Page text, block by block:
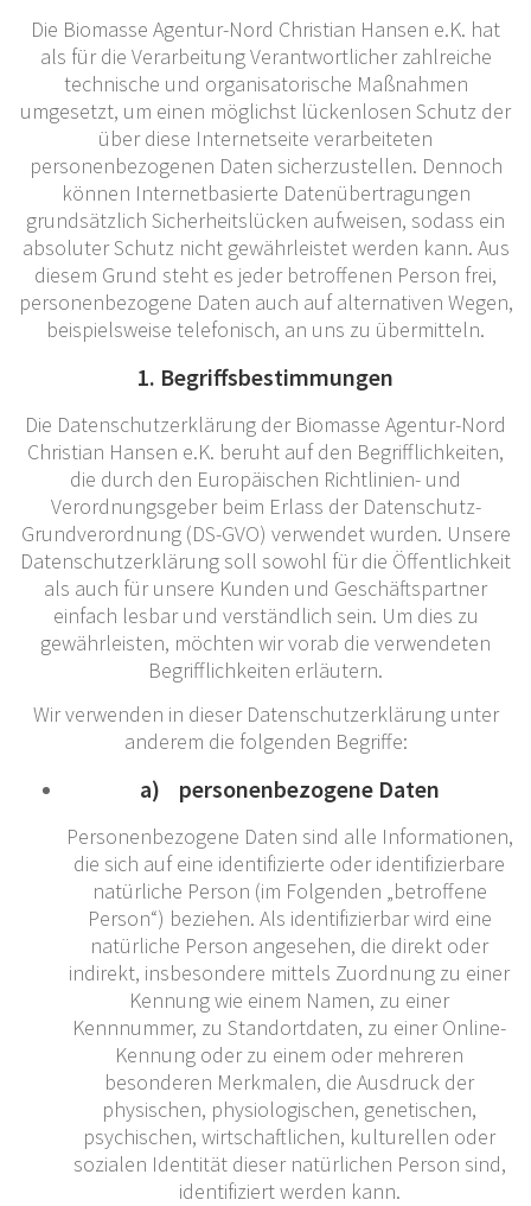
Die Biomasse Agentur-Nord Christian Hansen e.K. hat
als für die Verarbeitung Verantwortlicher zahlreiche
technische und organisatorische Maßnahmen
umgesetzt, um einen möglichst lückenlosen Schutz der
über diese Internetseite verarbeiteten
personenbezogenen Daten sicherzustellen. Dennoch
können Internetbasierte Datenübertragungen
grundsätzlich Sicherheitslücken aufweisen, sodass ein
absoluter Schutz nicht gewährleistet werden kann. Aus
diesem Grund steht es jeder betroffenen Person frei,
personenbezogene Daten auch auf alternativen Wegen,
beispielsweise telefonisch, an uns zu übermitteln.
1. Begriffsbestimmungen
Die Datenschutzerklärung der Biomasse Agentur-Nord
Christian Hansen e.K. beruht auf den Begrifflichkeiten,
die durch den Europäischen Richtlinien- und
Verordnungsgeber beim Erlass der Datenschutz-
Grundverordnung (DS-GVO) verwendet wurden. Unsere
Datenschutzerklärung soll sowohl für die Öffentlichkeit
als auch für unsere Kunden und Geschäftspartner
einfach lesbar und verständlich sein. Um dies zu
gewährleisten, möchten wir vorab die verwendeten
Begrifflichkeiten erläutern.
Wir verwenden in dieser Datenschutzerklärung unter
anderem die folgenden Begriffe:
a) personenbezogene Daten
Personenbezogene Daten sind alle Informationen,
die sich auf eine identifizierte oder identifizierbare
natürliche Person (im Folgenden „betroffene
Person“) beziehen. Als identifizierbar wird eine
natürliche Person angesehen, die direkt oder
indirekt, insbesondere mittels Zuordnung zu einer
Kennung wie einem Namen, zu einer
Kennnummer, zu Standortdaten, zu einer Online-
Kennung oder zu einem oder mehreren
besonderen Merkmalen, die Ausdruck der
physischen, physiologischen, genetischen,
psychischen, wirtschaftlichen, kulturellen oder
sozialen Identität dieser natürlichen Person sind,
identifiziert werden kann.